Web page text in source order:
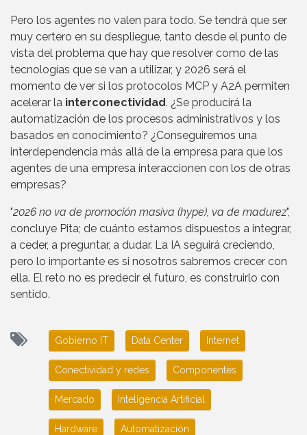
Pero los agentes no valen para todo. Se tendrá que ser
muy certero en su despliegue, tanto desde el punto de
vista del problema que hay que resolver como de las
tecnologías que se van a utilizar, y 2026 será el
momento de ver si los protocolos MCP y A2A permiten
acelerar la interconectividad. ¿Se producirá la
automatización de los procesos administrativos y los
basados en conocimiento? ¿Conseguiremos una
interdependencia más allá de la empresa para que los
agentes de una empresa interaccionen con los de otras
empresas?
"2026 no va de promoción masiva (hype), va de madurez",
concluye Pita; de cuánto estamos dispuestos a integrar,
a ceder, a preguntar, a dudar. La IA seguirá creciendo,
pero lo importante es si nosotros sabremos crecer con
ella. El reto no es predecir el futuro, es construirlo con
sentido.
Gobierno IT Data Center Internet
Conectividad y redes Componentes
Mercado Inteligencia Artificial
Hardware Automatización